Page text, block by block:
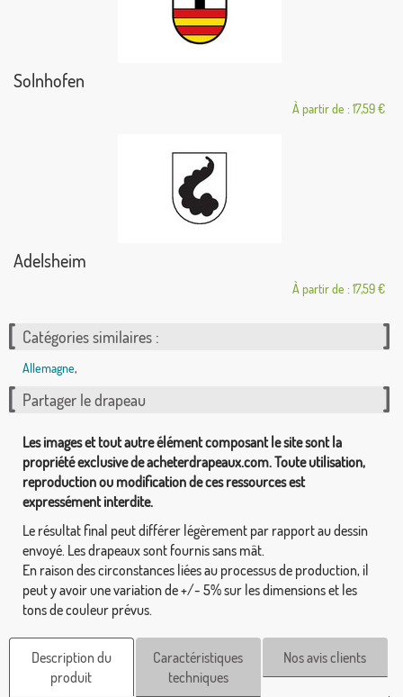
Solnhofen
À partir de : 17,59 €
Adelsheim
À partir de : 17,59 €
Catégories similaires :
Allemagne,
Partager le drapeau
Les images et tout autre élément composant le site sont la
propriété exclusive de acheterdrapeaux.com. Toute utilisation,
reproduction ou modification de ces ressources est
expressément interdite.
Le résultat final peut différer légèrement par rapport au dessin
envoyé. Les drapeaux sont fournis sans mât.
En raison des circonstances liées au processus de production, il
peut y avoir une variation de +/- 5% sur les dimensions et les
tons de couleur prévus.
Description du
produit
Caractéristiques
techniques
Nos avis clients